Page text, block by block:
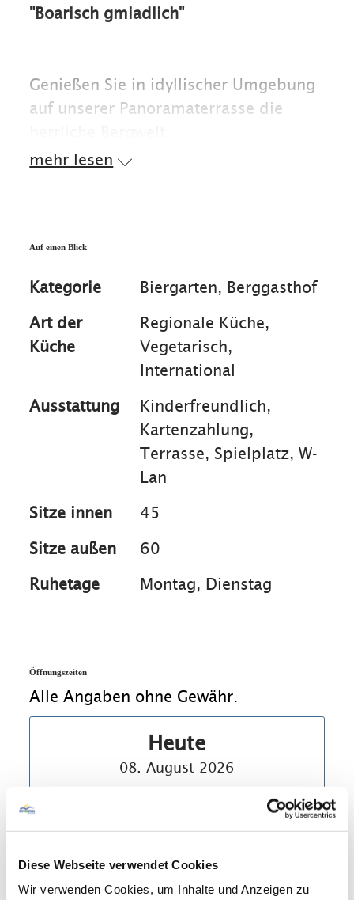
Diese Webseite verwendet Cookies
Wir verwenden Cookies, um Inhalte und Anzeigen zu
"Boarisch gmiadlich"
Genießen Sie in idyllischer Umgebung
auf unserer Panoramaterrasse die
Ausflugstag perfekt.
Zur Saison jeden Donnerstag zünftiger
mehr lesen
Auf einen Blick
Kategorie
Biergarten, Berggasthof
Art der
Küche
Regionale Küche,
Vegetarisch,
International
Ausstattung
Kinderfreundlich,
Kartenzahlung,
Terrasse, Spielplatz, W-
Lan
Sitze innen
45
Sitze außen
60
Ruhetage
Montag, Dienstag
Öffnungszeiten
Alle Angaben ohne Gewähr.
Heute
08. August 2026
geöffnet